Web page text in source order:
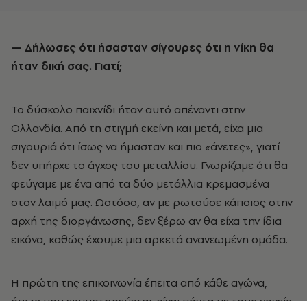
— Δήλωσες ότι ήσασταν σίγουρες ότι η νίκη θα
ήταν δική σας. Γιατί;
Το δύσκολο παιχνίδι ήταν αυτό απέναντι στην
Ολλανδία. Από τη στιγμή εκείνη και μετά, είχα μια
σιγουριά ότι ίσως να ήμασταν και πιο «άνετες», γιατί
δεν υπήρχε το άγχος του μεταλλίου. Γνωρίζαμε ότι θα
φεύγαμε με ένα από τα δύο μετάλλια κρεμασμένα
στον λαιμό μας. Ωστόσο, αν με ρωτούσε κάποιος στην
αρχή της διοργάνωσης, δεν ξέρω αν θα είχα την ίδια
εικόνα, καθώς έχουμε μια αρκετά ανανεωμένη ομάδα.
Η πρώτη της επικοινωνία έπειτα από κάθε αγώνα,